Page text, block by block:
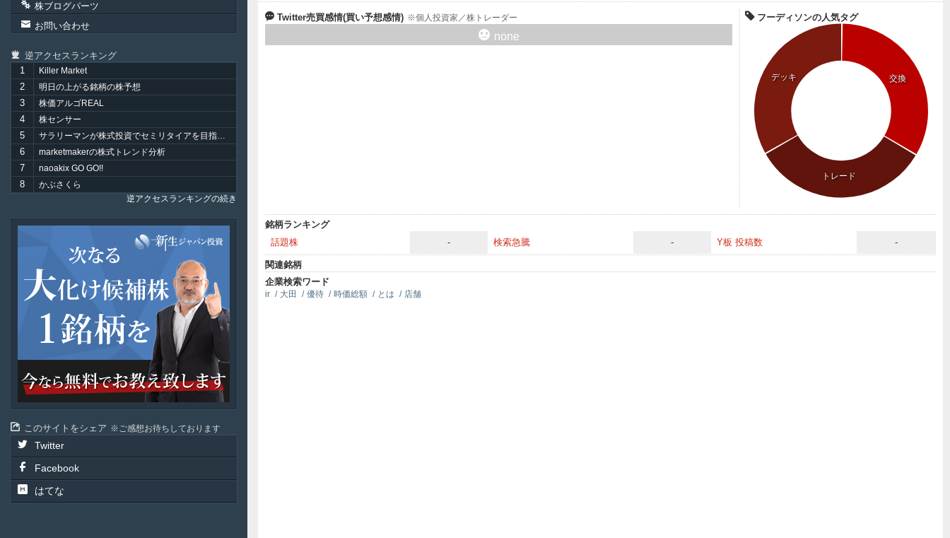
株ブログパーツ
お問い合わせ
逆アクセスランキング
1
Killer Market
2 明日の上がる銘柄の株予想
3 株価アルゴREAL
4 株センサー
5 サラリーマンが株式投資でセミリタイアを目指してみました。
6 marketmakerの株式トレンド分析
7 naoakix GO GO!!
8
かぶさくら
逆アクセスランキングの続き
このサイトをシェア ご感想お待ちしております
Twitter
Facebook
はてな
Twitter売買感情(買い予想感情) 個人投資家／株トレーダー
none
フーディソンの人気タグ
交換
トレード
デッキ
銘柄ランキング
話題株
- 検索急騰 - Y板 投稿数 -
関連銘柄
企業検索ワード
ir 大田 優待 時価総額 とは 店舗